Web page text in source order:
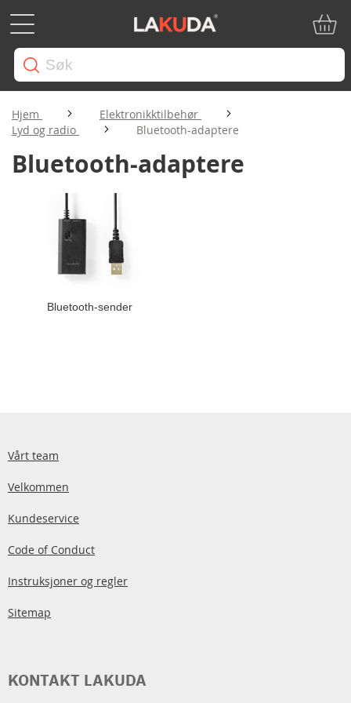
Hjem
Elektronikktilbehør
Lyd og radio
Bluetooth-adaptere
Bluetooth-adaptere
Bluetooth-sender
Vårt team
Velkommen
Kundeservice
Code of Conduct
Instruksjoner og regler
Sitemap
KONTAKT LAKUDA